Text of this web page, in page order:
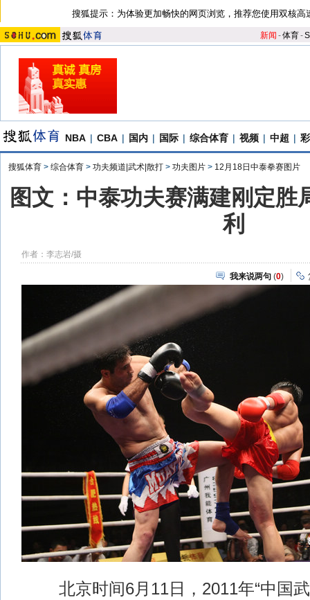
搜狐提示：为体验更加畅快的网页浏览，推荐您使用双核高
新闻 -体育-S
NBA | CBA | 国内 | 国际 | 综合体育 | 视频 | 中超 |
搜狐体育 > 综合体育 > 功夫频道|武术|散打 > 功夫图片 > 12月18日中泰拳赛图片
图文：中泰功夫赛满建刚定胜
利
作者：李志岩/摄
我来说两句 (0)
北京时间6月11日，2011年“中国